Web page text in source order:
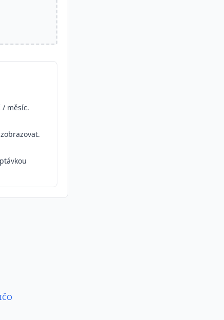
/ měsíc.